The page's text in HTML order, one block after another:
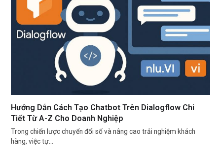
Hướng Dẫn Cách Tạo Chatbot Trên Dialogflow Chi
Tiết Từ A-Z Cho Doanh Nghiệp
Trong chiến lược chuyển đổi số và nâng cao trải nghiệm khách
hàng, việc tự…